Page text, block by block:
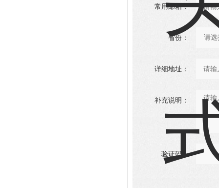
常用邮箱：
省份：
详细地址：
补充说明：
验证码：